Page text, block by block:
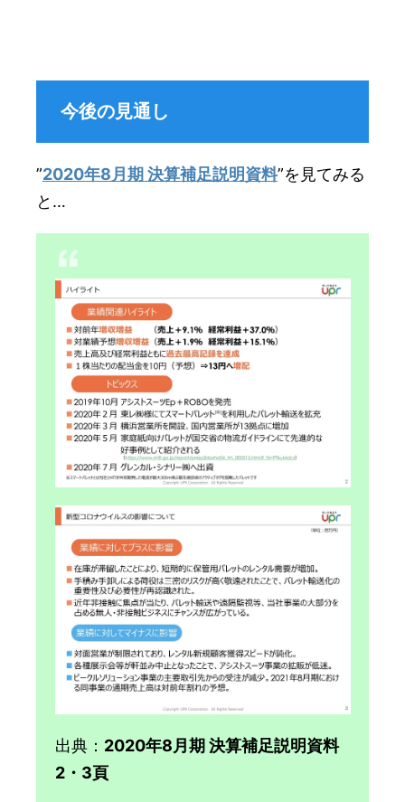
今後の見通し
”2020年8月期 決算補足説明資料”を見てみる
と…
出典： 2020年8月期 決算補足説明資料
2・3頁